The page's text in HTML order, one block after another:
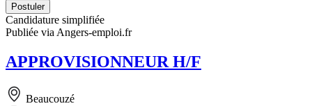
Postuler
Candidature simplifiée
Publiée via Angers-emploi.fr
APPROVISIONNEUR H/F
Beaucouzé